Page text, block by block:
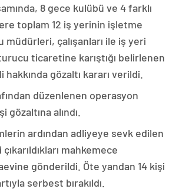
8 gece kulübü ve 4 farklı
toplam 12 iş yerinin işletme
çalışanları ile iş yeri
ticaretine karıştığı belirlenen
hakkında gözaltı kararı verildi.
düzenlenen operasyon
gözaltına alındı.
ardından adliyeye sevk edilen
mahkemece
gönderildi. Öte yandan 14 kişi
serbest bırakıldı.